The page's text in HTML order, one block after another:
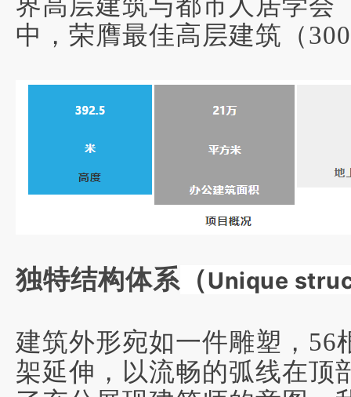
中，荣膺最佳高层建筑 （
独特结构体系 （Unique
建筑外形宛如一件雕塑， 56
架延伸，以流畅的弧线在顶